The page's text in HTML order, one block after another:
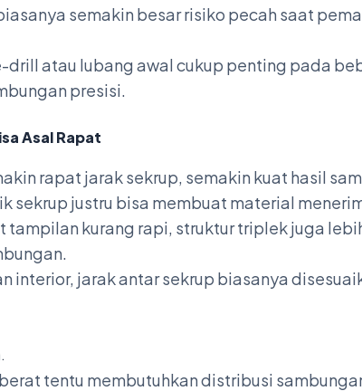
semakin besar risiko pecah saat
drill atau lubang awal cukup penting pada
presisi.
Asal Rapat
rapat jarak sekrup, semakin kuat hasil
sekrup justru bisa membuat material
tampilan kurang rapi, struktur triplek juga
interior, jarak antar sekrup biasanya
tentu membutuhkan distribusi